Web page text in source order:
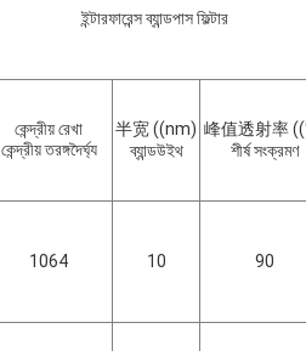
ইন্টারফারেন্স ব্যান্ডপাস ফিল্টার
কেন্দ্রীয় রেখা
কেন্দ্রীয় তরঙ্গদৈর্ঘ্য
半宽 ((nm)
ব্যান্ডউইথ
峰值透射率
শীর্ষ সংক্রমণ
1064 10 90